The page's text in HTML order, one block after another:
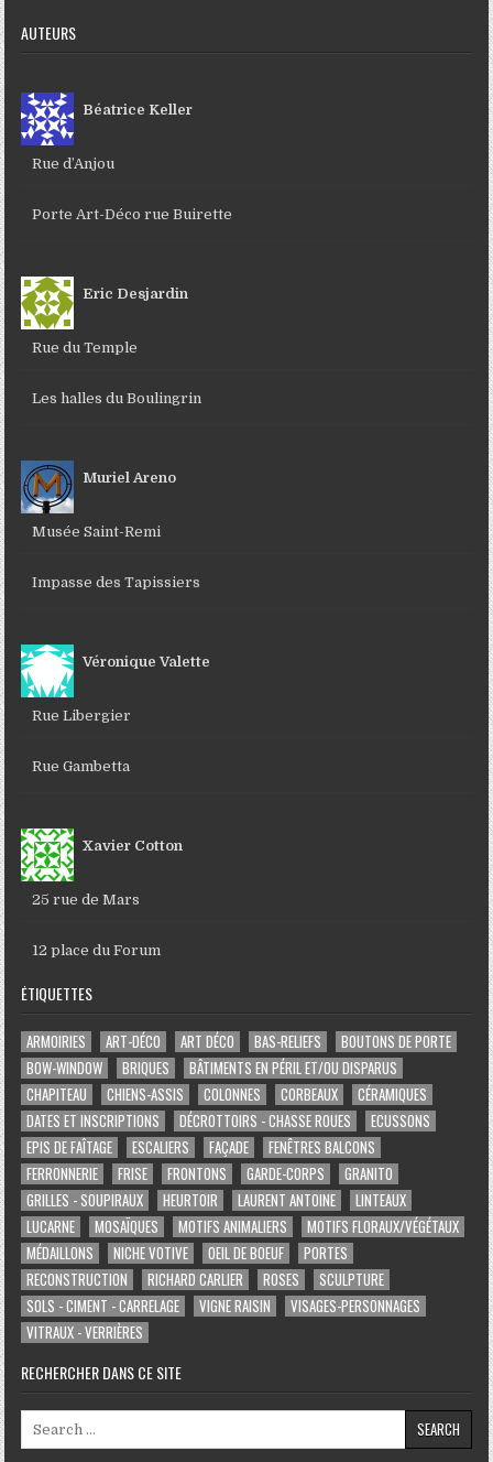
AUTEURS
Béatrice Keller
Rue d’Anjou
Porte Art-Déco rue Buirette
Eric Desjardin
Rue du Temple
Les halles du Boulingrin
Muriel Areno
Musée Saint-Remi
Impasse des Tapissiers
Véronique Valette
Rue Libergier
Rue Gambetta
Xavier Cotton
25 rue de Mars
12 place du Forum
ÉTIQUETTES
ARMOIRIES ART-DÉCO ART DÉCO BAS-RELIEFS
BOUTONS DE PORTE
BOW-WINDOW
BRIQUES
BÂTIMENTS EN PÉRIL ET/OU DISPARUS
CHAPITEAU
CHIENS-ASSIS COLONNES CORBEAUX
CÉRAMIQUES
DATES ET INSCRIPTIONS
DÉCROTTOIRS - CHASSE ROUES
ECUSSONS
EPIS DE FAÎTAGE
ESCALIERS FAÇADE
FENÊTRES BALCONS
FERRONNERIE
FRISE FRONTONS GARDE-CORPS
GRANITO
GRILLES - SOUPIRAUX
HEURTOIR LAURENT ANTOINE
LINTEAUX
LUCARNE
MOSAÏQUES MOTIFS ANIMALIERS
MOTIFS FLORAUX/VÉGÉTAUX
MÉDAILLONS
NICHE VOTIVE OEIL DE BOEUF
PORTES
RECONSTRUCTION
RICHARD CARLIER ROSES
SCULPTURE
SOLS - CIMENT - CARRELAGE
VIGNE RAISIN
VISAGES-PERSONNAGES
VITRAUX - VERRIÈRES
RECHERCHER DANS CE SITE
Search for: